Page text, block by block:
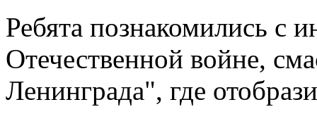
Ребята познакомились с
Отечественной войне,
Ленинграда", где